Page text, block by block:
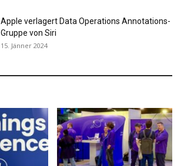
Apple verlagert Data Operations Annotations-
Gruppe von Siri
15. Jänner 2024